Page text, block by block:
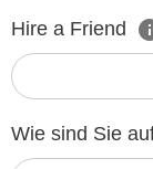
Hire a Friend
Wie sind Sie